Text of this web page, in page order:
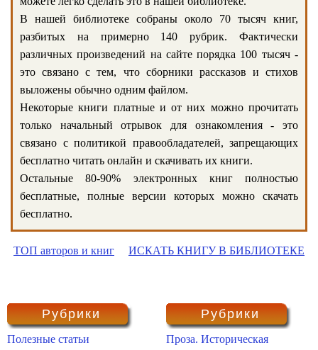
В нашей библиотеке собраны около 70 тысяч книг,
разбитых на примерно 140 рубрик. Фактически
различных произведений на сайте порядка 100 тысяч -
это связано с тем, что сборники рассказов и стихов
выложены обычно одним файлом.
Некоторые книги платные и от них можно прочитать
только начальный отрывок для ознакомления - это
связано с политикой правообладателей, запрещающих
бесплатно читать онлайн и скачивать их книги.
Остальные 80-90% электронных книг полностью
бесплатные, полные версии которых можно скачать
бесплатно.
ТОП авторов и книг ИСКАТЬ КНИГУ В БИБЛИОТЕКЕ
Рубрики
Полезные статьи
Рубрики
Проза. Историческая